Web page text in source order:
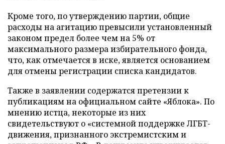
Кроме того, по утверждению партии, общие
расходы на агитацию превысили установленный
законом предел более чем на 5% от
максимального размера избирательного фонда,
что, как отмечается в иске, является основанием
для отмены регистрации списка кандидатов.
Также в заявлении содержатся претензии к
публикациям на официальном сайте «Яблока». По
мнению истца, некоторые из них
свидетельствуют о «системной поддержке ЛГБТ-
движения, признанного экстремистским и